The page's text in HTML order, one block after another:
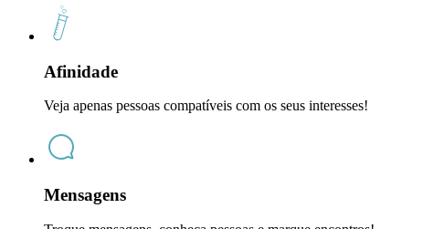
Afinidade
Veja apenas pessoas compatíveis com os seus interesses!
Mensagens